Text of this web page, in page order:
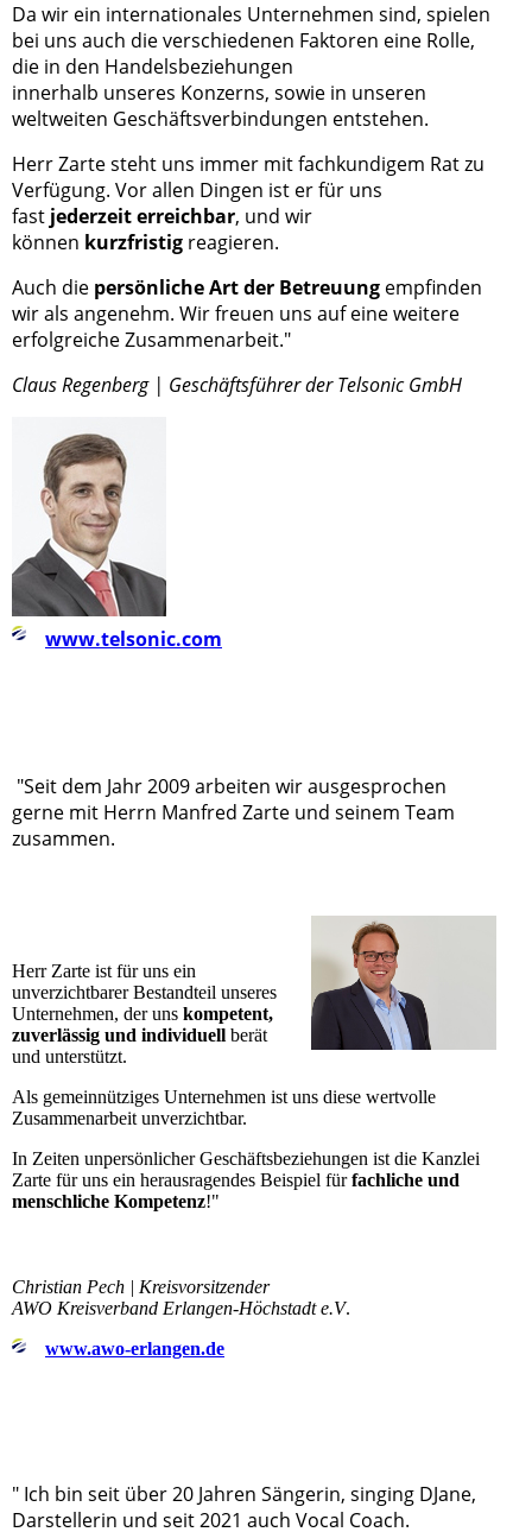
Da wir ein internationales Unternehmen sind, spielen
bei uns auch die verschiedenen Faktoren eine Rolle,
die in den Handelsbeziehungen
innerhalb unseres Konzerns, sowie in unseren
weltweiten Geschäftsverbindungen entstehen.
Herr Zarte steht uns immer mit fachkundigem Rat zu
Verfügung. Vor allen Dingen ist er für uns
fast jederzeit erreichbar, und wir
können kurzfristig reagieren.
Auch die persönliche Art der Betreuung empfinden
wir als angenehm. Wir freuen uns auf eine weitere
erfolgreiche Zusammenarbeit."
Claus Regenberg | Geschäftsführer der Telsonic GmbH
www.telsonic.com
"Seit dem Jahr 2009 arbeiten wir ausgesprochen
gerne mit Herrn Manfred Zarte und seinem Team
zusammen.
Herr Zarte ist für uns ein
unverzichtbarer Bestandteil unseres
Unternehmen, der uns kompetent,
zuverlässig und individuell berät
und unterstützt.
Als gemeinnütziges Unternehmen ist uns diese wertvolle
Zusammenarbeit unverzichtbar.
In Zeiten unpersönlicher Geschäftsbeziehungen ist die Kanzlei
Zarte für uns ein herausragendes Beispiel fürfachliche und
menschliche Kompetenz!"
Christian Pech | Kreisvorsitzender
AWO Kreisverband Erlangen-Höchstadt e.V.
www.awo-erlangen.de
" Ich bin seit über 20 Jahren Sängerin, singing DJane,
Darstellerin und seit 2021 auch Vocal Coach.